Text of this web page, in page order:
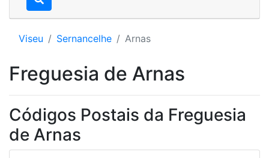
Viseu Sernancelhe Arnas
Freguesia de Arnas
Códigos Postais da Freguesia
de Arnas